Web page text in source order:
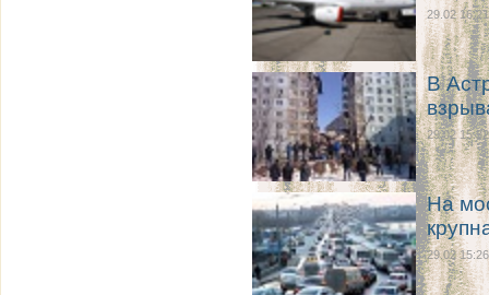
29.02 16:21
В
29.02 15:32
На
29.02 15:26